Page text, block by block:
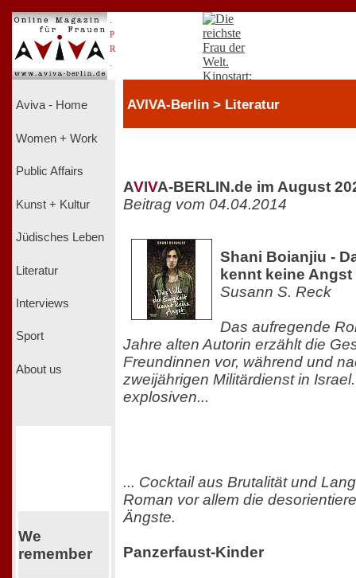
P
R
Aviva - Home
Women + Work
Public Affairs
Kunst + Kultur
Jüdisches Leben
Literatur
Interviews
Sport
About us
We
remember
AVIVA-Berlin > Literatur
AVIVA-BERLIN.de im August
Beitrag vom 04.04.2014
Shani Boianjiu -
kennt keine Angst
Susann S. Reck
Das aufregende
Jahre alten Autorin erzählt die
Freundinnen vor, während und
zweijährigen Militärdienst in
explosiven...
... Cocktail aus Brutalität und
Roman vor allem die
Ängste.
Panzerfaust-Kinder